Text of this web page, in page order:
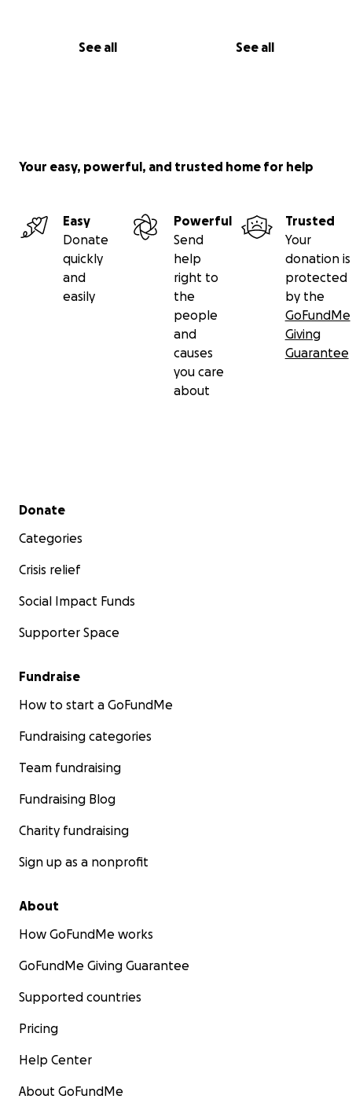
See all See all
Your easy, powerful, and trusted home for help
Easy
Donate
quickly
and
easily
Powerful
Send
help
right to
the
people
and
causes
you care
about
Trusted
Your
donation is
protected
by the
GoFundMe
Giving
Guarantee
Secondary menu
Donate
Categories
Crisis relief
Social Impact Funds
Supporter Space
Fundraise
How to start a GoFundMe
Fundraising categories
Team fundraising
Fundraising Blog
Charity fundraising
Sign up as a nonprofit
About
How GoFundMe works
GoFundMe Giving Guarantee
Supported countries
Pricing
Help Center
About GoFundMe